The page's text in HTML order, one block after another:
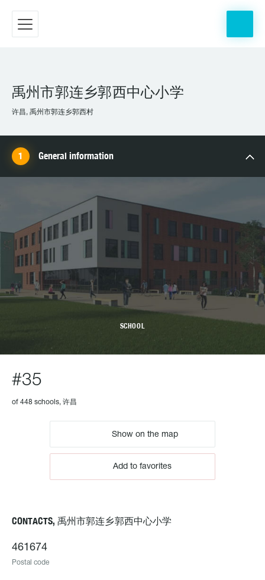
禹州市郭连乡郭西中心小学
许昌, 禹州市郭连乡郭西村
General information
SCHOOL
#35
of 448 schools, 许昌
Show on the map
Add to favorites
CONTACTS, 禹州市郭连乡郭西中心小学
461674
Postal code